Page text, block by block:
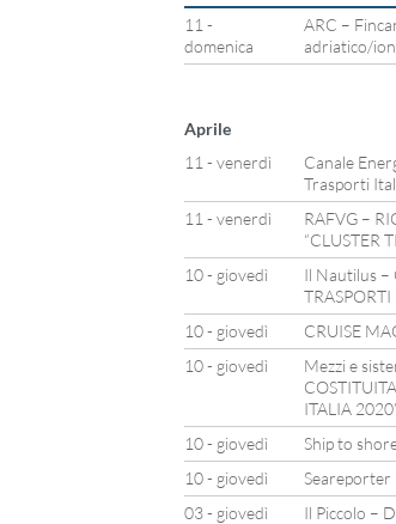
11 -
domenica
ARC –
adriatico/
Aprile
11 - venerdì
Canale
Trasporti
11 - venerdì
RAFVG –
“CLUSTER
10 - giovedì
Il Nautilus –
10 - giovedì
CRUISE
10 - giovedì
Mezzi e
ITALIA
10 - giovedì
Ship to
10 - giovedì
Seareporter
03 - giovedì
Il Piccolo –